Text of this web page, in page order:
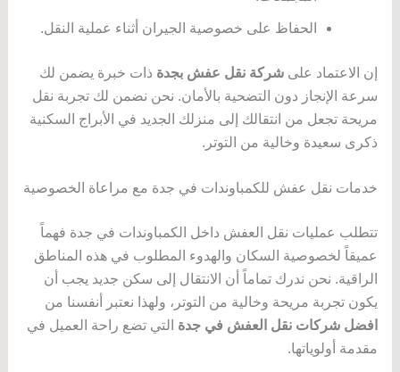
الحفاظ على خصوصية الجيران أثناء عملية النقل.
إن الاعتماد على شركة نقل عفش بجدة ذات خبرة يضمن لك
سرعة الإنجاز دون التضحية بالأمان. نحن نضمن لك تجربة نقل
مريحة تجعل من انتقالك إلى منزلك الجديد في الأبراج السكنية
ذكرى سعيدة وخالية من التوتر.
خدمات نقل عفش للكمباوندات في جدة مع مراعاة الخصوصية
تتطلب عمليات نقل العفش داخل الكمباوندات في جدة فهماً
عميقاً لخصوصية السكان والهدوء المطلوب في هذه المناطق
الراقية. نحن ندرك تماماً أن الانتقال إلى سكن جديد يجب أن
يكون تجربة مريحة وخالية من التوتر، ولهذا نعتبر أنفسنا من
افضل شركات نقل العفش في جدة التي تضع راحة العميل في
مقدمة أولوياتها.